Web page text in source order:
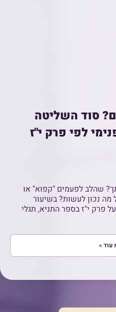
סוד השליטה
לפי פרק י"ז
שהלב לפעמים "קפוא" או
נכון לעשות? בשיעור
פרק י"ז בספר התניא, תגלי
עוד »